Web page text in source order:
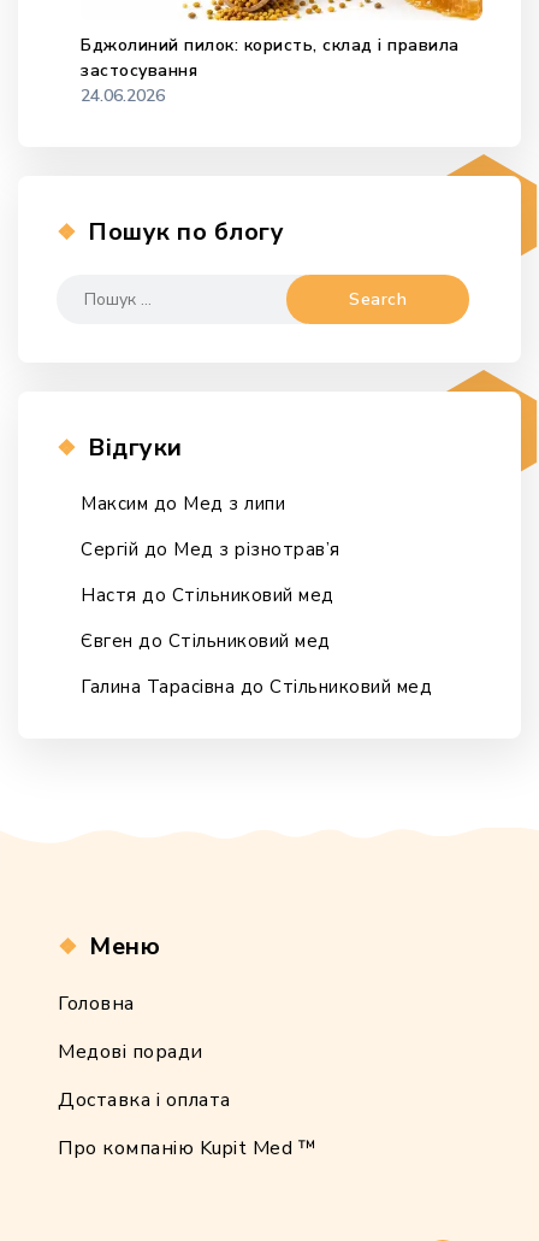
Бджолиний пилок: користь, склад і правила
застосування
24.06.2026
Пошук по блогу
Search
Відгуки
Максим до Мед з липи
Сергій до Мед з різнотрав’я
Настя до Стільниковий мед
Євген до Стільниковий мед
Галина Тарасівна до Стільниковий мед
Меню
Головна
Медові поради
Доставка і оплата
Про компанію Kupit Med ™